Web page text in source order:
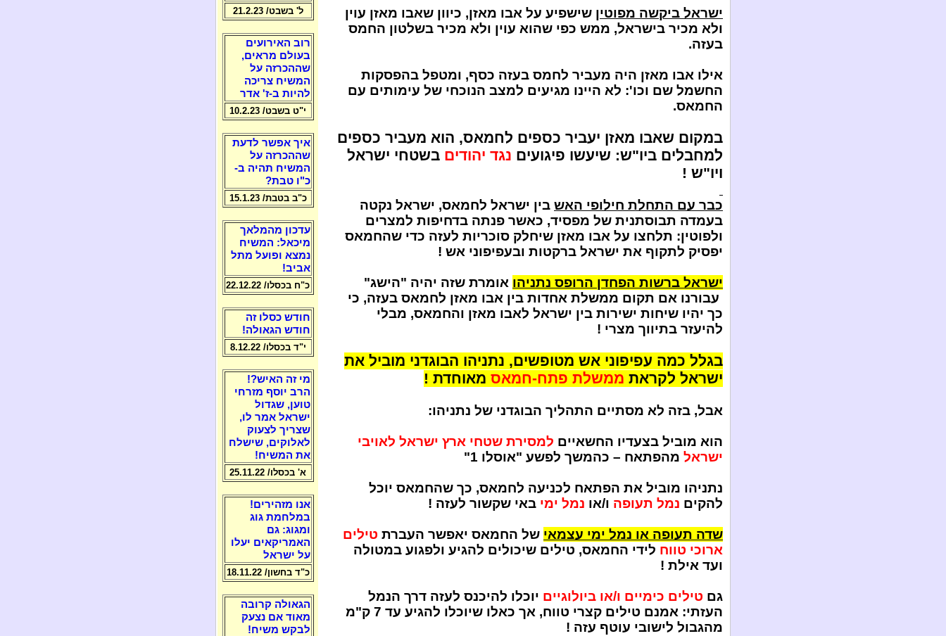
ישראל ביקשה מפוטין שישפיע על אבו מאזן, כיוון שאבו מאזן עוין
ולא מכיר בישראל, ממש כפי שהוא עוין ולא מכיר בשלטון החמס
בעזה.
אילו אבו מאזן היה מעביר לחמס בעזה כסף, ומטפל בהפסקות
החשמל שם וכו': לא היינו מגיעים למצב הנוכחי של עימותים עם
החמאס.
במקום שאבו מאזן יעביר כספים לחמאס, הוא מעביר כספים
למחבלים ביו"ש: שיעשו פיגועים נגד יהודים בשטחי ישראל
ויו"ש !
כבר עם התחלת חילופי האש בין ישראל לחמאס, ישראל נקטה
בעמדה תבוסתנית של מפסיד, כאשר פנתה בדחיפות למצרים
ולפוטין: תלחצו על אבו מאזן שיחלק סוכריות לעזה כדי שהחמאס
יפסיק לתקוף את ישראל ברקטות ובעפיפוני אש !
ישראל ברשות הפחדן הרופס נתניהו אומרת שזה יהיה "הישג"
עבורנו אם תקום ממשלת אחדות בין אבו מאזן לחמאס בעזה, כי
כך יהיו שיחות ישירות בין ישראל לאבו מאזן והחמאס, מבלי
להיעזר בתיווך מצרי !
בגלל כמה עפיפוני אש מטופשים, נתניהו הבוגדני מוביל את
ישראל לקראת ממשלת פתח-חמאס מאוחדת !
אבל, בזה לא מסתיים התהליך הבוגדני של נתניהו:
הוא מוביל בצעדיו החשאיים למסירת שטחי ארץ ישראל לאויבי
ישראל מהפתאח – כהמשך לפשע "אוסלו 1"
נתניהו מוביל את הפתאח לכניעה לחמאס, כך שהחמאס יוכל
להקים נמל תעופה ו/או נמל ימי באי שקשור לעזה !
שדה תעופה או נמל ימי עצמאי של החמאס יאפשר העברת טילים
ארוכי טווח לידי החמאס, טילים שיכולים להגיע ולפגוע במטולה
ועד אילת !
גם טילים כימיים ו/או ביולוגיים יוכלו להיכנס לעזה דרך הנמל
העזתי: אמנם טילים קצרי טווח, אך כאלו שיוכלו להגיע עד 7 ק"מ
מהגבול לישובי עוטף עזה !
ל' בשבט/ 21.2.23
רוב האירועים
בעולם מראים,
שההכרזה על
המשיח צריכה
להיות ב-ז' אדר
י"ט בשבט/ 10.2.23
איך אפשר לדעת
שההכרזה על
המשיח תהיה ב-
כ"ו טבת?
כ"ב בטבת/ 15.1.23
עדכון מהמלאך
מיכאל: המשיח
נמצא ופועל מתל
אביב!
כ"ח בכסלו/ 22.12.22
חודש כסלו זה
חודש הגאולה!
י"ד בכסלו/ 8.12.22
מי זה האיש?!
הרב יוסף מזרחי
טוען, שגדול
ישראל אמר לו,
שצריך לצעוק
לאלוקים, שישלח
את המשיח!
א' בכסלו/ 25.11.22
אנו מזהירים!
במלחמת גוג
ומגוג: גם
האמריקאים יעלו
על ישראל
כ"ד בחשון/ 18.11.22
הגאולה קרובה
מאוד אם נצעק
לבקש משיח!